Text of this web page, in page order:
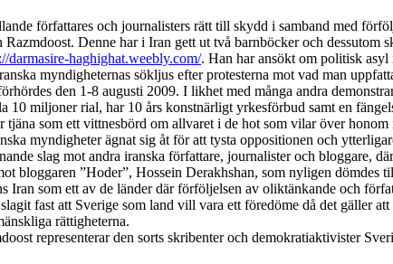
författares och journalisters rätt till skydd i samband med
Denne har i Iran gett ut två barnböcker och
darmasire-haghighat.weebly.com/. Han har ansökt om politisk asyl
myndigheternas sökljus efter protesterna mot vad man
den 1-8 augusti 2009. I likhet med många andra
10 miljoner rial, har 10 års konstnärligt yrkesförbud samt en
som ett vittnesbörd om allvaret i de hot som vilar över honom
myndigheter ägnat sig åt för att tysta oppositionen och
slag mot andra iranska författare, journalister och bloggare,
bloggaren ”Hoder”, Hossein Derakhshan, som nyligen
Iran som ett av de länder där förföljelsen av oliktänkande och
fast att Sverige som land vill vara ett föredöme då det gäller
rättigheterna.
representerar den sorts skribenter och demokratiaktivister